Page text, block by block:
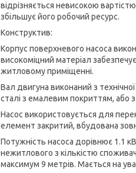
відрізняється невисокою
збільшує його робочий ресурс.
Конструктив:
Корпус поверхневого насоса
високоміцний матеріал
житловому приміщенні.
Вал двигуна виконаний з
сталі з емалевим покриттям, або з
Насос використовується для
елемент закритий, вбудована
Потужність насоса дорівнює 1.1
нежитлового з кількістю
максимум 9 метрів. Мається на